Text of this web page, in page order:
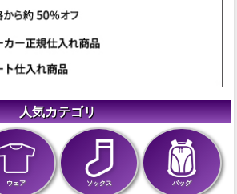
人気カテゴリ
ウェア ソックス バッグ